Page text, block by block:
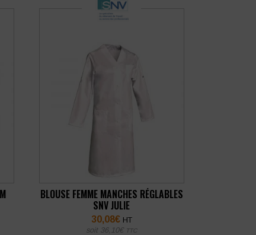
BLOUSE FEMME MANCHES RÉGLABLES
SNV JULIE
30,08€ HT
soit 36,10€ TTC